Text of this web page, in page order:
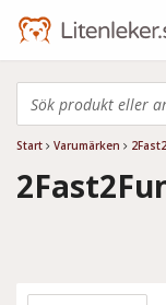
Start Varumärken